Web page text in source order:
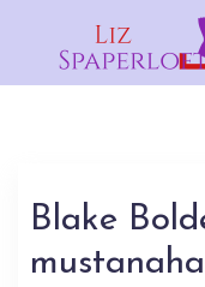
Blake